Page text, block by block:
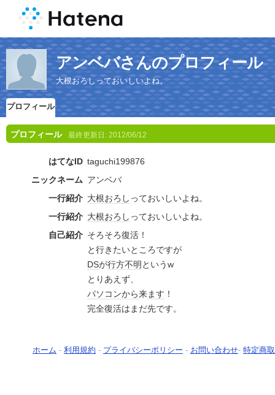
アンベバさんのプロフィール
大根おろしっておいしいよね。
プロフィール
プロフィール 最終更新日: 2012/06/12
はてなID taguchi199876
ニックネーム アンベバ
一行紹介 大根おろし っておいしいよね。
一行紹介 大根おろし っておいしいよね。
自己紹介 そろそろ復活！
と行きたいところですが
DSが行方不明 というw
とりあえず、
パソコンから来ます ！
完全復活はまだ先です。
ホーム - 利用規約 - プライバシーポリシー - お問い合わせ- 特定商